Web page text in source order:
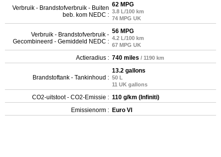
Verbruik - Brandstofverbruik - Buiten
beb. kom NEDC :
62 MPG
3.8 L/100 km
74 MPG UK
Verbruik - Brandstofverbruik -
Gecombineerd - Gemiddeld NEDC :
56 MPG
4.2 L/100 km
67 MPG UK
Actieradius : 740 miles / 1190 km
Brandstoftank - Tankinhoud :
13.2 gallons
50 L
11 UK gallons
CO2-uitstoot - CO2-Emissie : 110 g/km (Infiniti)
Emissienorm : Euro VI